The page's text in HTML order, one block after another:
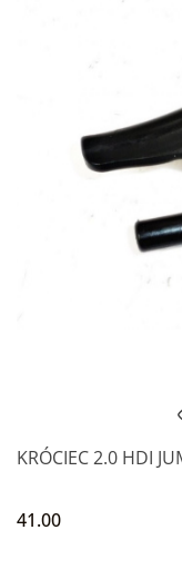
KRÓCIEC 2.0 HDI
41.00